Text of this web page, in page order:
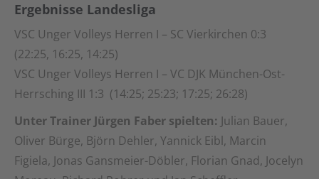
Ergebnisse Landesliga
VSC Unger Volleys Herren I – SC Vierkirchen 0:3
(22:25, 16:25, 14:25)
VSC Unger Volleys Herren I – VC DJK München-Ost-
Herrsching III 1:3 (14:25; 25:23; 17:25; 26:28)
Unter Trainer Jürgen Faber spielten: Julian Bauer,
Oliver Bürge, Björn Dehler, Yannick Eibl, Marcin
Figiela, Jonas Gansmeier-Döbler, Florian Gnad, Jocelyn